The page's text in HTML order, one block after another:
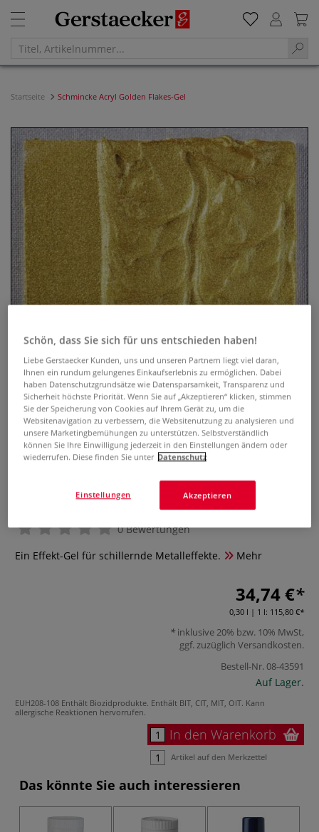
Startseite Schmincke Acryl Golden Flakes-Gel
Schmincke Acryl Golden Flakes-
0 Bewertungen
Ein Effekt-Gel für schillernde Metalleffekte.
Mehr
34,74 €
0,30 l | 1 l: 115,80 €
inklusive 20% bzw. 10% MwSt,
ggf. zuzüglich Versandkosten.
Bestell-Nr.08-43591
Auf Lager.
EUH208-108 Enthält Biozidprodukte. Enthält BIT, CIT, MIT, OIT. Kann
allergische Reaktionen hervorrufen.
In den Warenkorb
Artikel auf den Merkzettel
Das könnte Sie auch interessieren
Schön, dass Sie sich für uns entschieden haben!
Liebe Gerstaecker Kunden, uns und unseren Partnern liegt viel daran,
Ihnen ein rundum gelungenes Einkaufserlebnis zu ermöglichen. Dabei
haben Datenschutzgrundsätze wie Datensparsamkeit, Transparenz und
Sicherheit höchste Priorität. Wenn Sie auf „Akzeptieren“ klicken, stimmen
Sie der Speicherung von Cookies auf Ihrem Gerät zu, um die
Websitenavigation zu verbessern, die Websitenutzung zu analysieren und
unsere Marketingbemühungen zu unterstützen. Selbstverständlich
können Sie Ihre Einwilligung jederzeit in den Einstellungen ändern oder
wiederrufen. Diese finden Sie unter Datenschutz
Akzeptieren
Einstellungen